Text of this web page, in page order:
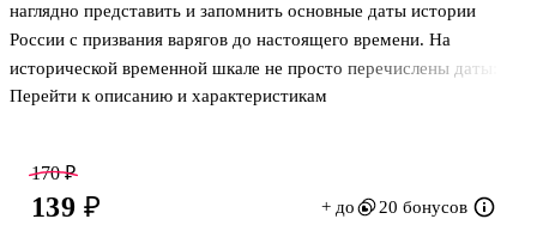
наглядно представить и запомнить основные даты истории
России с призвания варягов до настоящего времени. На
исторической временной шкале не просто перечислены даты:
некоторые сопровождаются иллюстративным материалом, что
учебном процессе, при подготовке к ОГЭ и ЕГЭ по истории.
Будет интересно школьникам, студентам и просто любителям
Перейти к описанию и характеристикам
170 ₽
139 ₽ + до 20 бонусов